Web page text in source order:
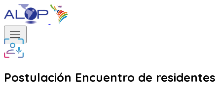
menu
Postulación Encuentro de residentes